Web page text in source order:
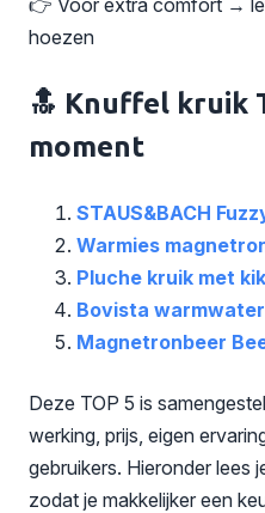
hoezen
🔝 Knuffel kruik
moment
STAUS&BACH
Warmies
Pluche kruik met
Bovista
Magnetronbeer
Deze TOP 5 is
werking, prijs, eigen
gebruikers. Hieronder lees
zodat je makkelijker een